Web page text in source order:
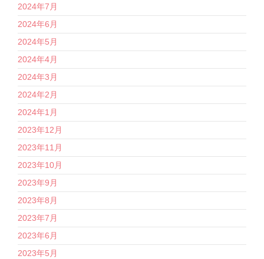
2024年7月
2024年6月
2024年5月
2024年4月
2024年3月
2024年2月
2024年1月
2023年12月
2023年11月
2023年10月
2023年9月
2023年8月
2023年7月
2023年6月
2023年5月